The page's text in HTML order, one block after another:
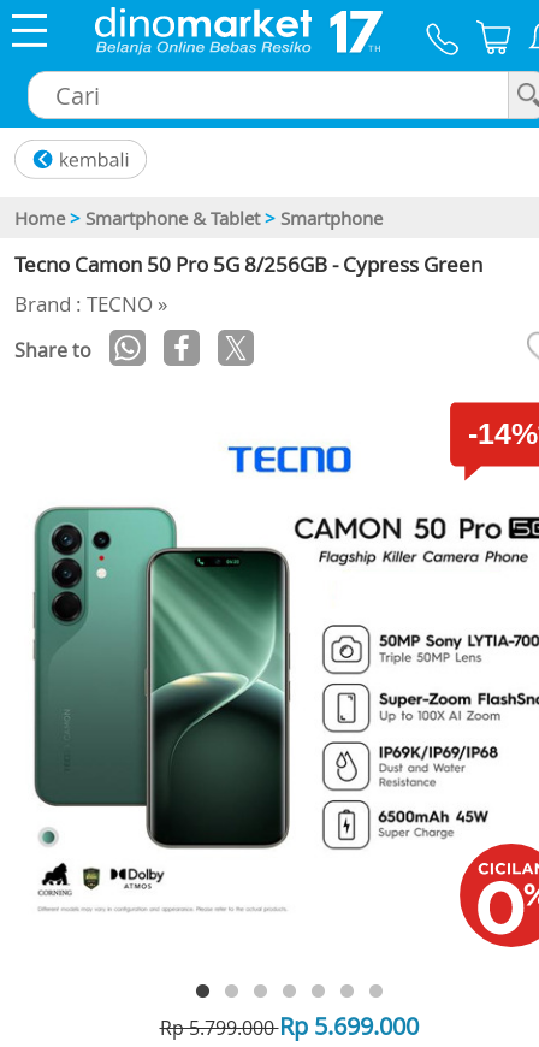
Home > Smartphone & Tablet > Smartphone
Tecno Camon 50 Pro 5G 8/256GB - Cypress Green
Brand : TECNO »
Share to
-
Rp 5.799.000Rp 5.699.000